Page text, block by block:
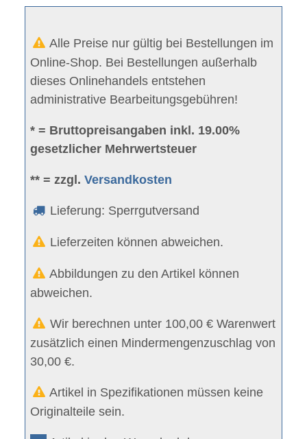
Alle Preise nur gültig bei Bestellungen im
Online-Shop. Bei Bestellungen außerhalb
dieses Onlinehandels entstehen
administrative Bearbeitungsgebühren!
* = Bruttopreisangaben inkl. 19.00%
gesetzlicher Mehrwertsteuer
** = zzgl.Versandkosten
Lieferung: Sperrgutversand
Lieferzeiten können abweichen.
Abbildungen zu den Artikel können
abweichen.
Wir berechnen unter 100,00 € Warenwert
zusätzlich einen Mindermengenzuschlag von
30,00 €.
Artikel in Spezifikationen müssen keine
Originalteile sein.